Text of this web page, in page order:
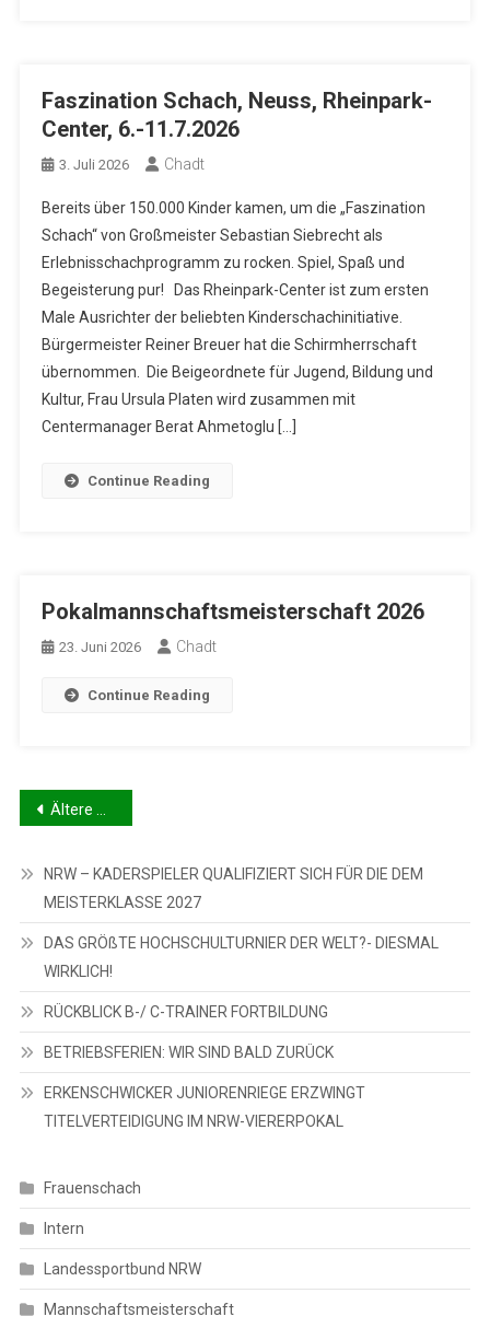
Faszination Schach, Neuss, Rheinpark-
Center, 6.-11.7.2026
3. Juli 2026 Chadt
Bereits über 150.000 Kinder kamen, um die „Faszination
Schach“ von Großmeister Sebastian Siebrecht als
Erlebnisschachprogramm zu rocken. Spiel, Spaß und
Begeisterung pur! Das Rheinpark-Center ist zum ersten
Male Ausrichter der beliebten Kinderschachinitiative.
Bürgermeister Reiner Breuer hat die Schirmherrschaft
übernommen. Die Beigeordnete für Jugend, Bildung und
Kultur, Frau Ursula Platen wird zusammen mit
Centermanager Berat Ahmetoglu […]
Continue Reading
Pokalmannschaftsmeisterschaft 2026
23. Juni 2026 Chadt
Continue Reading
Beitragsnavigation
Ältere Beiträge
NRW – KADERSPIELER QUALIFIZIERT SICH FÜR DIE DEM
MEISTERKLASSE 2027
DAS GRÖßTE HOCHSCHULTURNIER DER WELT?- DIESMAL
WIRKLICH!
RÜCKBLICK B-/ C-TRAINER FORTBILDUNG
BETRIEBSFERIEN: WIR SIND BALD ZURÜCK
ERKENSCHWICKER JUNIORENRIEGE ERZWINGT
TITELVERTEIDIGUNG IM NRW-VIERERPOKAL
Frauenschach
Intern
Landessportbund NRW
Mannschaftsmeisterschaft